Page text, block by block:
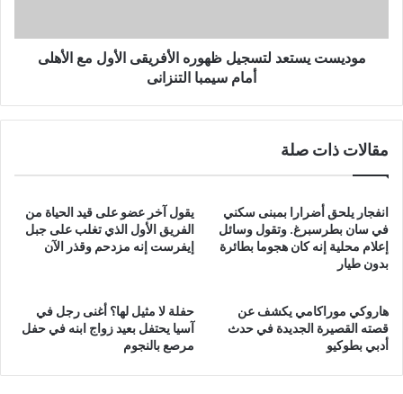
أمام
سيمباموديست يستعد لتسجيل ظهوره الأفريقى الأول مع الأهلى
أمام سيمبا التنزانى
مقالات ذات صلة
انفجار يلحق أضرارا بمبنى سكني
في سان بطرسبرغ. وتقول وسائل
إعلام محلية إنه كان هجوما بطائرة
بدون طيار
يقول آخر عضو على قيد الحياة من
الفريق الأول الذي تغلب على جبل
إيفرست إنه مزدحم وقذر الآن
هاروكي موراكامي يكشف عن
قصته القصيرة الجديدة في حدث
أدبي بطوكيو
حفلة لا مثيل لها؟ أغنى رجل في
آسيا يحتفل بعيد زواج ابنه في حفل
مرصع بالنجوم